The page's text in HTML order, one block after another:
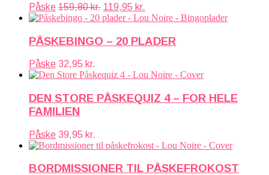
Påske 159,80kr. Den
oprindelige
var:
159,80 kr..
119,95 kr.
aktuelle
er:
119,95 kr..
PÅSKEBINGO – 20 PLADER
Påske 32,95 kr.
DEN STORE PÅSKEQUIZ 4 – FOR HELE
FAMILIEN
Påske 39,95 kr.
BORDMISSIONER TIL PÅSKEFROKOST